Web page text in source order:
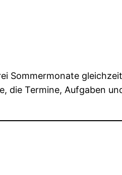
Sommermonate
die Termine, Aufgaben